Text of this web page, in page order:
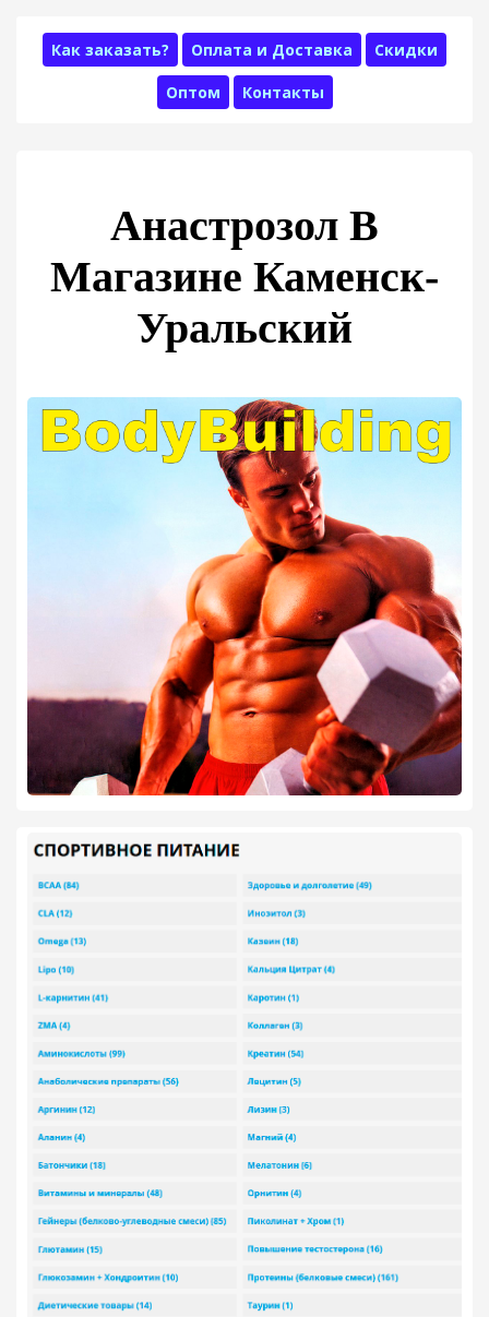
Как заказать? Оплата и Доставка Скидки
Оптом Контакты
Анастрозол В
Магазине Каменск-
Уральский